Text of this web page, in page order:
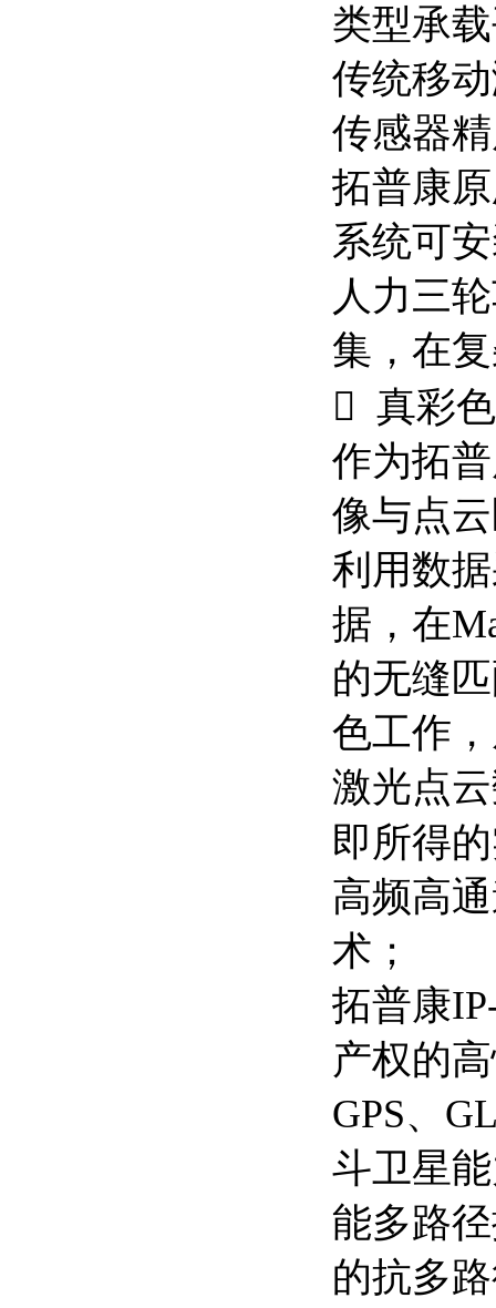
类型承
传统移
传感器
拓普康
系统可
人力三
集，在
 真彩
作为拓
像与点
利用数
据，在
的无缝
色工作
激光点
即所得
高频高
术；
拓普康
产权的
GPS、
斗卫星
能多路
的抗多